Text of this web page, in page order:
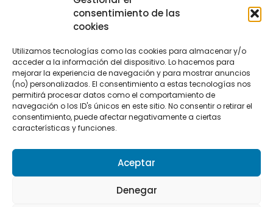
consentimiento de las
cookies
Utilizamos tecnologías como las cookies para almacenar y/o
acceder a la información del dispositivo. Lo hacemos para
mejorar la experiencia de navegación y para mostrar anuncios
(no) personalizados. El consentimiento a estas tecnologías nos
permitirá procesar datos como el comportamiento de
navegación o los ID's únicos en este sitio. No consentir o retirar el
consentimiento, puede afectar negativamente a ciertas
características y funciones.
Aceptar
Denegar
CONTACTO
+34 662 342 177
info@vkssport.com
SÍGUENOS
Política de privacidad
Política de cookies